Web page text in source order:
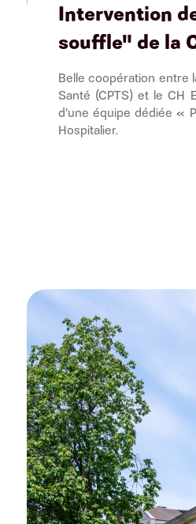
Intervention
souffle" de la
Belle coopération entre
Santé (CPTS) et le CH
d’une équipe dédiée «
Hospitalier.